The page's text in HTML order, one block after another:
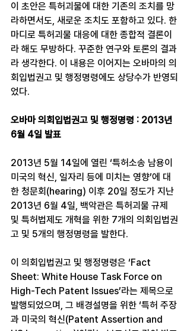
이 초안은 특허괴물에 대한 기존의 조치를 망
라하면서도, 새로운 조치도 포함하고 있다. 한
마디로 특허괴물 대응에 대한 종합적 결론이
라 해도 무방하다. 꾸준한 연구와 토론의 결과
라 생각한다. 이 내용은 이어지는 오바마의 의
회입법권고 및 행정명령에도 상당수가 반영되
었다.
오바마 의회입법권고 및 행정명령 : 2013년
6월 4일 발표
2013년 5월 14일에 열린 ‘특허소송 남용이
미국의 혁신, 일자리 등에 미치는 영향’에 대
한 청문회(hearing) 이후 20일 정도가 지난
2013년 6월 4일, 백악관은 특허괴물 규제
및 특허법제도 개혁을 위한 7개의 의회입법권
고 및 5개의 행정명령을 발한다.
이 의회입법권고 및 행정명령은 ‘Fact
Sheet: White House Task Force on
High-Tech Patent Issues’라는 제목으로
발행되었으며, 그 배경설명을 위한 ‘특허 주장
과 미국의 혁신(Patent Assertion and